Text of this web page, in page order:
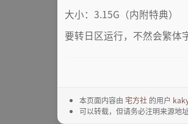
大小：3.15G（内附特典）
要转日区运行，不然会繁体
本页面内容由 宅方社 的用户
可以转载，但请务必注明来源地址